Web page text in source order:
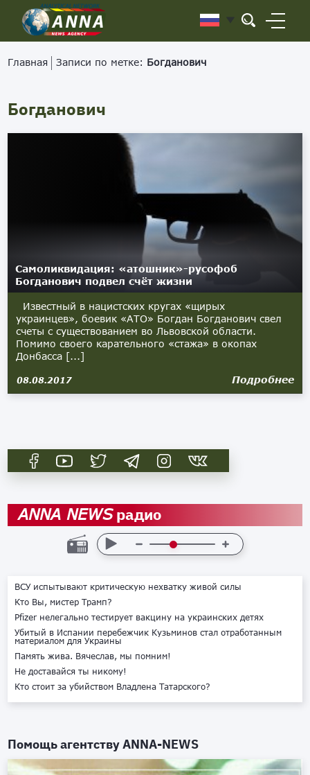
Главная Записи по метке: Богданович
Богданович
Самоликвидация: «атошник»-русофоб
Богданович подвел счёт жизни
Известный в нацистских кругах «щирых
украинцев», боевик «АТО» Богдан Богданович свел
счеты с существованием во Львовской области.
Помимо своего карательного «стажа» в окопах
Донбасса [...]
08.08.2017 Подробнее
ANNA NEWSрадио
ВСУ испытывают критическую нехватку живой силы
Кто Вы, мистер Трамп?
Pfizer нелегально тестирует вакцину на украинских детях
Убитый в Испании перебежчик Кузьминов стал отработанным
материалом для Украины
Память жива. Вячеслав, мы помним!
Не доставайся ты никому!
Кто стоит за убийством Владлена Татарского?
Помощь агентствуANNA-NEWS